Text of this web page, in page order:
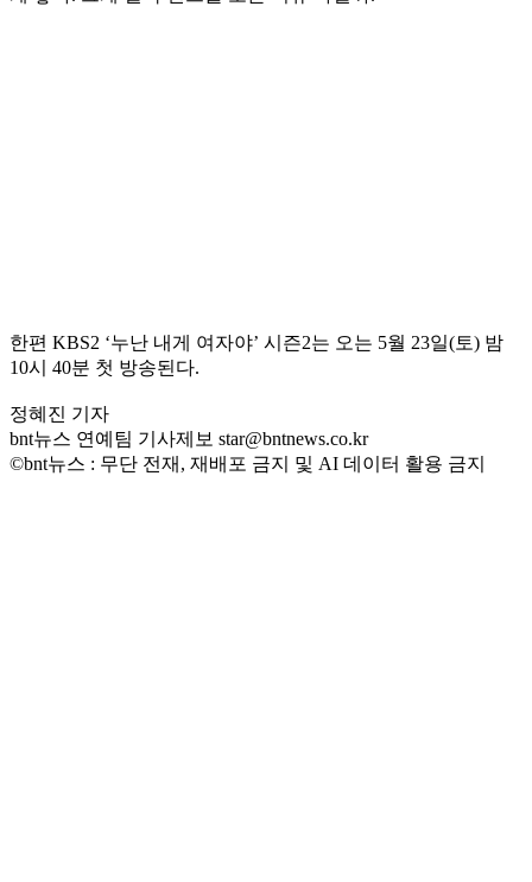
한편 KBS2 ‘누난 내게 여자야’ 시즌2는 오는 5월 23일(토) 밤
10시 40분 첫 방송된다.
정혜진 기자
bnt뉴스 연예팀 기사제보 star@bntnews.co.kr
©bnt뉴스 : 무단 전재, 재배포 금지 및 AI 데이터 활용 금지